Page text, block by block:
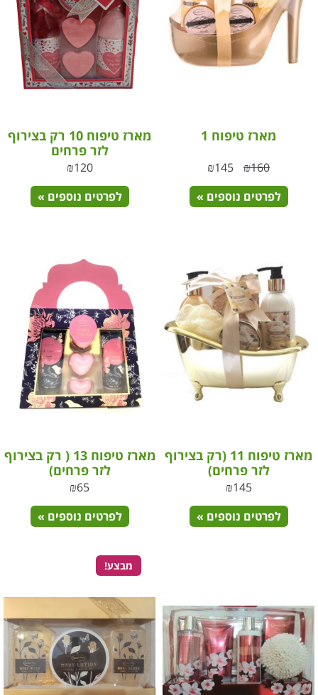
מארז טיפוח 1
₪160
₪145
לפרטים נוספים »
מארז טיפוח 10 רק בצירוף
לזר פרחים
₪120
לפרטים נוספים »
מארז טיפוח 11 (רק בצירוף
לזר פרחים)
₪145
לפרטים נוספים »
מארז טיפוח 13 ( רק בצירוף
לזר פרחים)
₪65
לפרטים נוספים »
מבצע!